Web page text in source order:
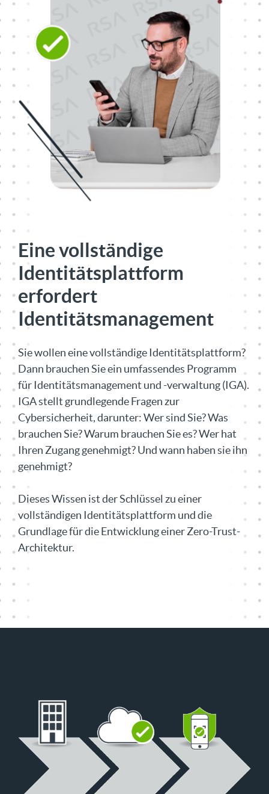
Eine vollständige
Identitätsplattform
erfordert
Identitätsmanagement
Sie wollen eine vollständige Identitätsplattform?
Dann brauchen Sie ein umfassendes Programm
für Identitätsmanagement und -verwaltung (IGA).
IGA stellt grundlegende Fragen zur
Cybersicherheit, darunter: Wer sind Sie? Was
brauchen Sie? Warum brauchen Sie es? Wer hat
Ihren Zugang genehmigt? Und wann haben sie ihn
genehmigt?
Dieses Wissen ist der Schlüssel zu einer
vollständigen Identitätsplattform und die
Grundlage für die Entwicklung einer Zero-Trust-
Architektur.